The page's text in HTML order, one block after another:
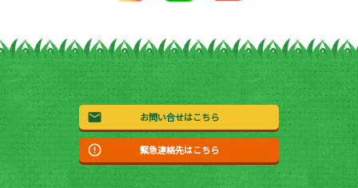
お問い合せはこちら
緊急連絡先はこちら